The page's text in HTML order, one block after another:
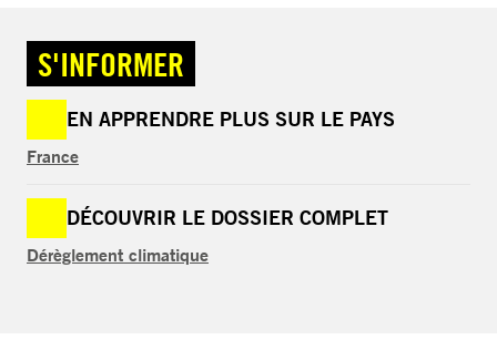
S'INFORMER
EN APPRENDRE PLUS SUR LE PAYS
France
DÉCOUVRIR LE DOSSIER COMPLET
Dérèglement climatique